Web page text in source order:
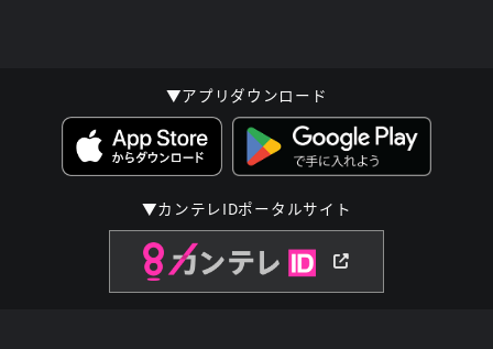
▼アプリダウンロード
▼カンテレIDポータルサイト